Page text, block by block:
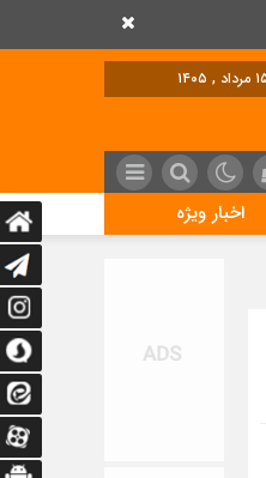
اخبار ویژه
پروژه «کوی ارم» زنجان به صورت گروه